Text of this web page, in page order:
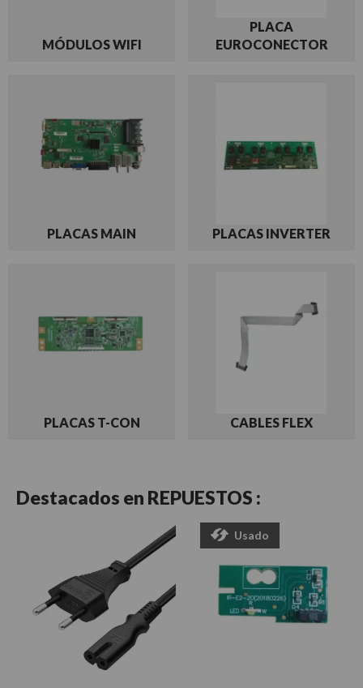
MÓDULOS WIFI
PLACA
EUROCONECTOR
PLACAS MAIN PLACAS INVERTER
PLACAS T-CON CABLES FLEX
Destacados en REPUESTOS :
Usado